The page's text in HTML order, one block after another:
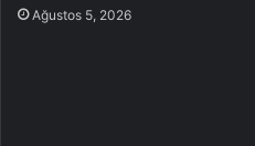
Ağustos 5, 2026